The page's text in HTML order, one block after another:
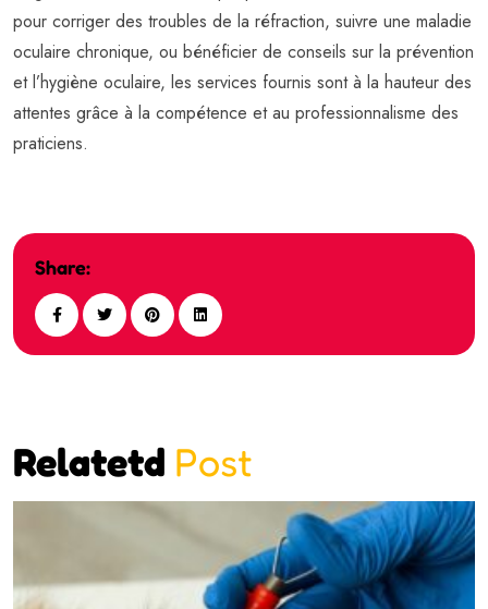
pour corriger des troubles de la réfraction, suivre une maladie
oculaire chronique, ou bénéficier de conseils sur la prévention
et l’hygiène oculaire, les services fournis sont à la hauteur des
attentes grâce à la compétence et au professionnalisme des
praticiens.
Share:
Relatetd Post